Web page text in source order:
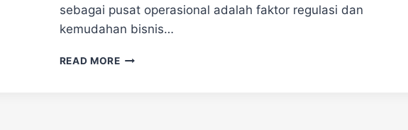
sebagai pusat operasional adalah faktor regulasi dan
kemudahan bisnis…
READ MOREMENGEJUTKAN!